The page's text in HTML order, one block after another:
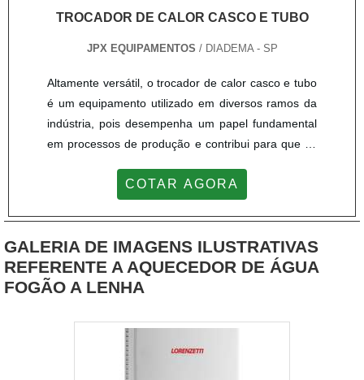
calor; Manutenção em trocadores de calor e
TROCADOR DE CALOR CASCO E TUBO
JPX EQUIPAMENTOS / DIADEMA - SP
Altamente versátil, o trocador de calor casco e tubo
é um equipamento utilizado em diversos ramos da
indústria, pois desempenha um papel fundamental
em processos de produção e contribui para que os
obtidos. A principal função do trocador de calor e
de fluídos, o que ocorre por meio da transferência
de energia térmica de um ponto à
outro. PRINCIPAIS FUNÇÕES DO PRODUTOA
versatilidade do trocador de calor casco faz com
configurações e modos de funcionamento, o que
possibilita que cada cliente tenha a oportunidade de
fazer a aquisição daquele que é mais compatível
COTAR AGORA
GALERIA DE IMAGENS ILUSTRATIVAS
REFERENTE A AQUECEDOR DE ÁGUA
FOGÃO A LENHA